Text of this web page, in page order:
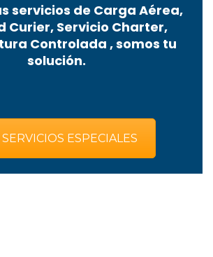
servicios de Carga Aérea,
Curier, Servicio Charter,
Controlada , somos tu
solución.
ESPECIALES